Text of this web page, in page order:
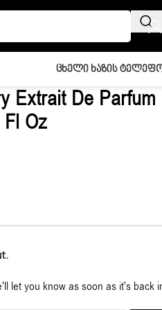
Ცხელი Ხაზის
Extrait De
Oz
let you know as soon as it's back